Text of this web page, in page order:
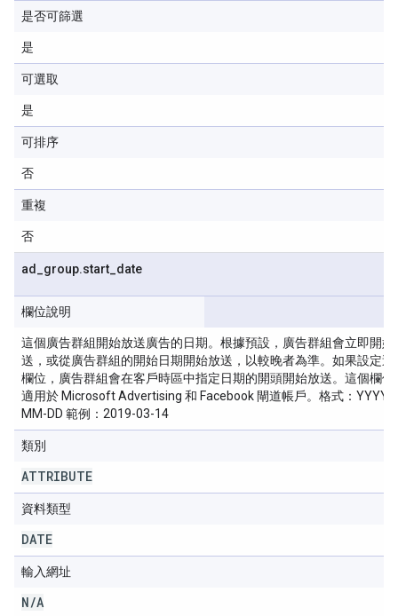
是否可篩選
是
可選取
是
可排序
否
重複
否
ad group.start date
欄位說明
這個廣告群組開始放送廣告的日期。根據預設，廣告群組會立即開始
送，或從廣告群組的開始日期開始放送，以較晚者為準。如果設定這
欄位，廣告群組會在客戶時區中指定日期的開頭開始放送。這個欄位
適用於 Microsoft Advertising 和 Facebook 閘道帳戶。格式：YYYY-
MM-DD 範例：2019-03-14
類別
ATTRIBUTE
資料類型
DATE
輸入網址
N/A